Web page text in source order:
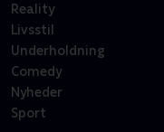
Reality
Livsstil
Underholdning
Comedy
Nyheder
Sport